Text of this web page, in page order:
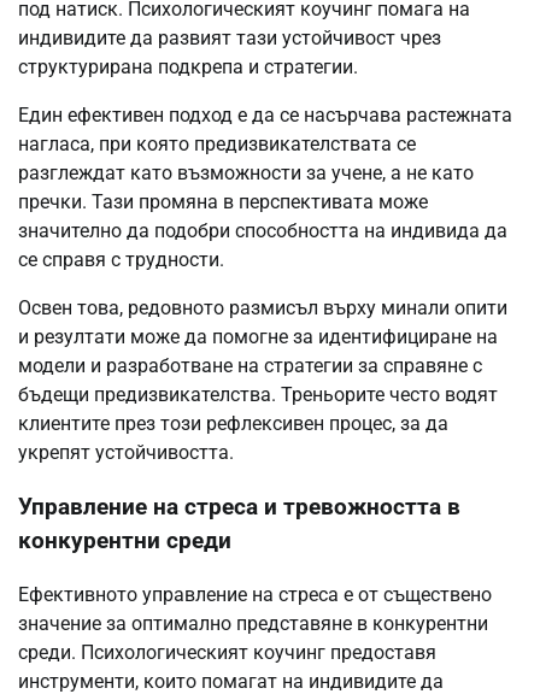
под натиск. Психологическият коучинг помага на
индивидите да развият тази устойчивост чрез
структурирана подкрепа и стратегии.
Един ефективен подход е да се насърчава растежната
нагласа, при която предизвикателствата се
разглеждат като възможности за учене, а не като
пречки. Тази промяна в перспективата може
значително да подобри способността на индивида да
се справя с трудности.
Освен това, редовното размисъл върху минали опити
и резултати може да помогне за идентифициране на
модели и разработване на стратегии за справяне с
бъдещи предизвикателства. Треньорите често водят
клиентите през този рефлексивен процес, за да
укрепят устойчивостта.
Управление на стреса и тревожността в
конкурентни среди
Ефективното управление на стреса е от съществено
значение за оптимално представяне в конкурентни
среди. Психологическият коучинг предоставя
инструменти, които помагат на индивидите да